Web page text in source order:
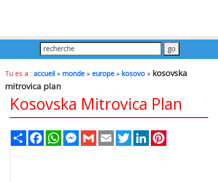
Tu es a : accueil » monde » europe » kosovo » kosovska
mitrovica plan
Kosovska Mitrovica Plan
Share FacebookWhatsAppMessenger
Gmail Email TwitterLinkedIn